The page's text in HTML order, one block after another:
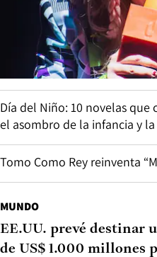
Día del Niño: 10 novelas
el asombro de la infancia y
Tomo Como Rey reinventa
MUNDO
EE.UU. prevé destinar
de US$ 1.000 millones